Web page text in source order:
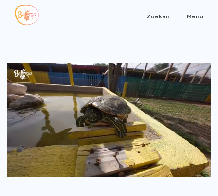
Zoeken Menu